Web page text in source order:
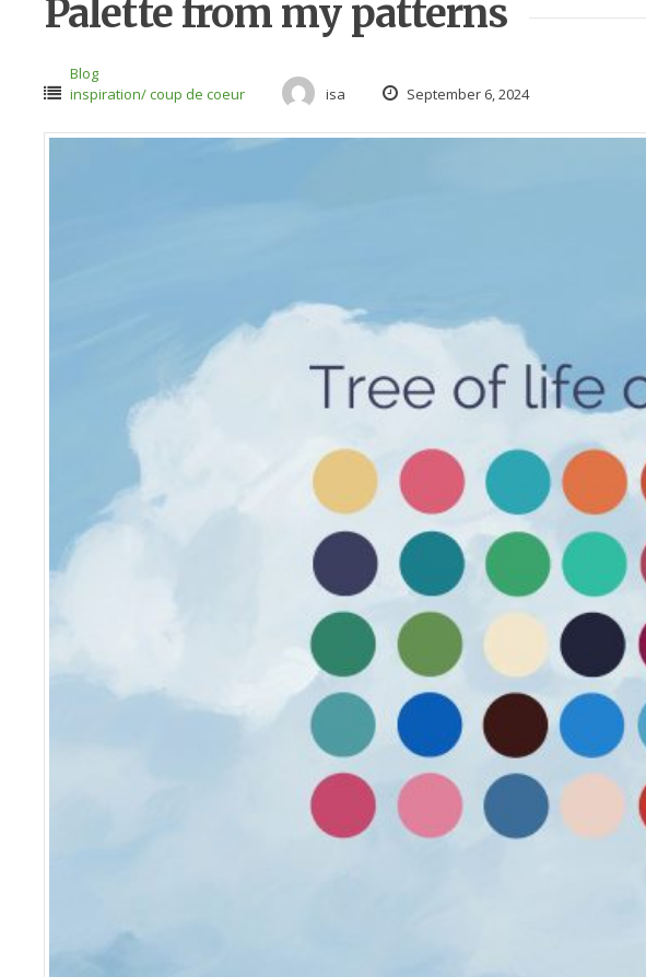
Palette from my patterns
Blog
inspiration/ coup de coeur
isa September 6, 2024